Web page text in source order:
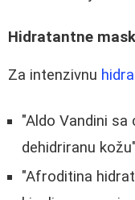
Hidratantne
Za intenzivnu
"Aldo Vandini
dehidriranu kožu"
"Afroditina